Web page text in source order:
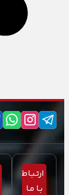
ارتـبـاط
بـا مـا